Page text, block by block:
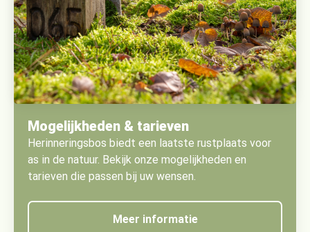
Mogelijkheden & tarieven
Herinneringsbos biedt een laatste rustplaats voor
as in de natuur. Bekijk onze mogelijkheden en
tarieven die passen bij uw wensen.
Meer informatie